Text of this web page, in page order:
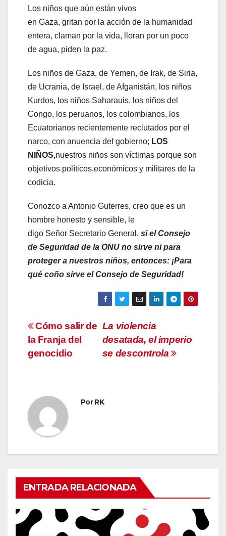
Los niños que aún están vivos
en Gaza, gritan por la acción de la humanidad
entera, claman por la vida, lloran por un poco
de agua, piden la paz.
Los niños de Gaza, de Yemen, de Irak, de Siria,
de Ucrania, de Israel, de Afganistán, los niños
Kurdos, los niños Saharauis, los niños del
Congo, los peruanos, los colombianos, los
Ecuatorianos recientemente reclutados por el
narco, con anuencia del gobierno; LOS
NIÑOS,nuestros niños son víctimas porque son
objetivos políticos,económicos y militares de la
codicia.
Conozco a Antonio Guterres, creo que es un
hombre honesto y sensible, le
digo Señor Secretario General, si el Consejo
de Seguridad de la ONU no sirve ni para
proteger a nuestros niños, entonces: ¡Para
qué coño sirve el Consejo de Seguridad!
Navegación
de
entradas
La violencia
desatada, el imperio
se descontrola
Cómo salir de
la Franja del
genocidio
PorRK
ENTRADA RELACIONADA